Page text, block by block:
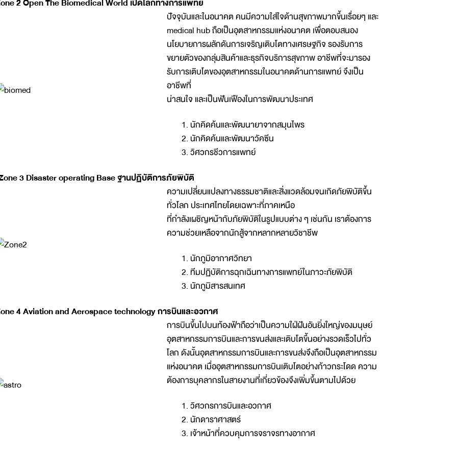
ปัจจุบันและในอนาคต คนมีความใส่ใจด้านสุขภาพมากขึ้นเรื่อยๆ และ
medical hub ถือเป็นอุตสาหกรรมแห่งอนาคต เพื่อตอบสนอง
นโยบายการผลักดันการเจริญเติบโตทางเศรษฐกิจ รองรับการ
ขยายตัวของกลุ่มสินค้าและธุรกิจบริการสุขภาพ อาชีพที่จะมารอง
รับการเติบโตของอุตสาหกรรมในอนาคตด้านการแพทย์ จึงเป็น
อาชีพที่
น่าสนใจ และเป็นฟันเฟืองในการพัฒนาประเทศ
นักคิดค้นและพัฒนายาจากสมุนไพร
นักคิดค้นและพัฒนาวัคซีน
วิศวกรชีวการแพทย์
3 Disaster operating Base ฐานปฏิบัติการภัยพิบัติ
ความเปลี่ยนแปลงทางธรรมชาติและสิ่งแวดล้อมจนเกิดภัยพิบัติขึ้น
ทั่วโลก ประเทศไทยโดยเฉพาะที่ภาคเหนือ
ที่กำลังเผชิญหน้ากับภัยพิบัติในรูปแบบต่าง ๆ เช่นกัน เราต้องการ
ความช่วยเหลือจากนักสู้จากหลากหลายวิชาชีพ
นักภูมิอากาศวิทยา
ทีมปฏิบัติการฉุกเฉินทางการแพทย์ในภาวะภัยพิบัติ
นักภูมิสารสนเทศ
4 Aviation and Aerospace technology การบินและอวกาศ
การบินขึ้นไปบนท้องฟ้าถือว่าเป็นความใฝ่ฝันอันยิ่งใหญ่ของมนุษย์
อุตสาหกรรมการบินและการขนส่งและเติบโตขึ้นอย่างรวดเร็วไปทั่ว
โลก ดังนั้นอุตสาหกรรมการบินและการขนส่งจึงถือเป็นอุตสาหกรรม
แห่งอนาคต เมื่ออุตสาหกรรมการบินเติบโตอย่างก้าวกระโดด ความ
ต้องการบุคลากรในสายงานที่เกี่ยวข้องจึงเพิ่มขึ้นตามไปด้วย
วิศวกรการบินและอวกาศ
นักดาราศาสตร์
เจ้าหน้าที่ควบคุมการจราจรทางอากาศ